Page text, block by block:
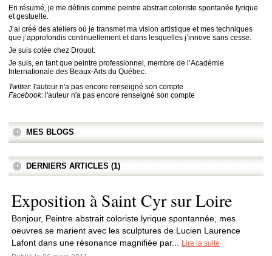
En résumé, je me définis comme peintre abstrait coloriste spontanée lyrique
et gestuelle.
J’ai créé des ateliers où je transmet ma vision artistique et mes techniques
que j’approfondis continuellement et dans lesquelles j’innove sans cesse.
Je suis cotée chez Drouot.
Je suis, en tant que peintre professionnel, membre de l’Académie
Internationale des Beaux-Arts du Québec.
Twitter: l'auteur n'a pas encore renseigné son compte
Facebook: l'auteur n'a pas encore renseigné son compte
MES BLOGS
DERNIERS ARTICLES (1)
Exposition à Saint Cyr sur Loire
Bonjour, Peintre abstrait coloriste lyrique spontannée, mes
oeuvres se marient avec les sculptures de Lucien Laurence
Lafont dans une résonance magnifiée par...
Lire la suite